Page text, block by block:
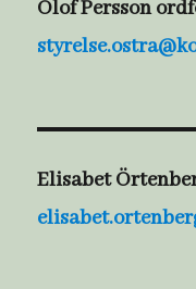
Olof Persson
Elisabet